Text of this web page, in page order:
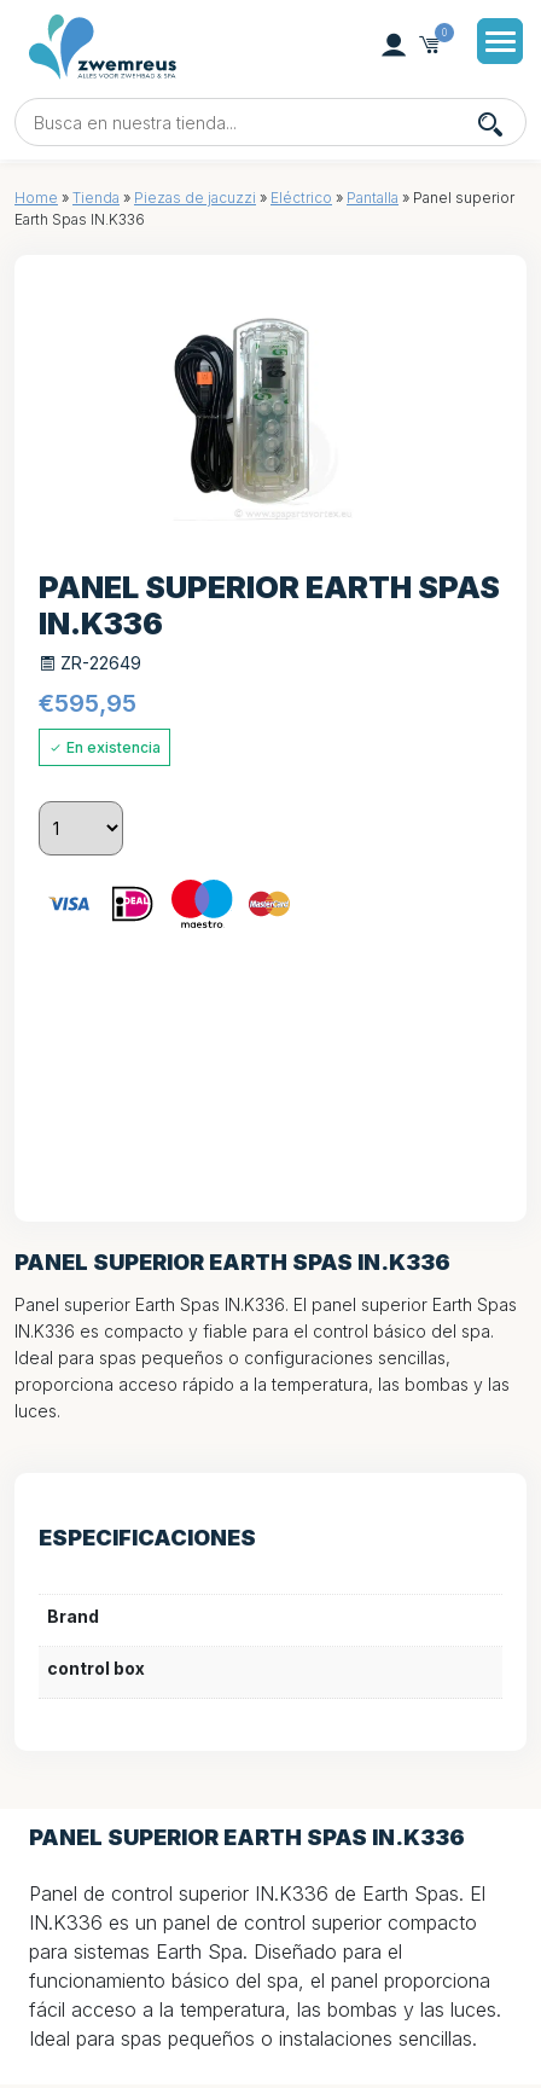
0
Home » Tienda » Piezas de jacuzzi » Eléctrico » Pantalla » Panel superior
Earth Spas IN.K336
PANEL SUPERIOR EARTH SPAS IN.K336
Panel superior Earth Spas IN.K336. El panel superior Earth Spas
IN.K336 es compacto y fiable para el control básico del spa.
Ideal para spas pequeños o configuraciones sencillas,
proporciona acceso rápido a la temperatura, las bombas y las
luces.
ESPECIFICACIONES
Brand
control box
PANEL SUPERIOR EARTH SPAS
IN.K336
ZR-22649
€595,95
En existencia
PANEL SUPERIOR EARTH SPAS IN.K336
Panel de control superior IN.K336 de Earth Spas. El
IN.K336 es un panel de control superior compacto
para sistemas Earth Spa. Diseñado para el
funcionamiento básico del spa, el panel proporciona
fácil acceso a la temperatura, las bombas y las luces.
Ideal para spas pequeños o instalaciones sencillas.